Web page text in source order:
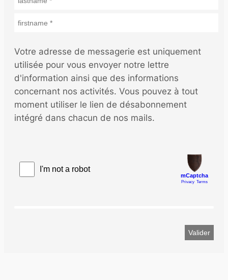
Votre adresse de messagerie est uniquement
utilisée pour vous envoyer notre lettre
d'information ainsi que des informations
concernant nos activités. Vous pouvez à tout
moment utiliser le lien de désabonnement
intégré dans chacun de nos mails.